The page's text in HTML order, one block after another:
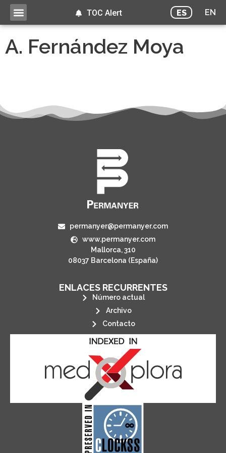
ES EN
TOC Alert
A. Fernández Moya
permanyer@permanyer.com
www.permanyer.com
Mallorca, 310
08037 Barcelona (España)
ENLACES RECURRENTES
Número actual
Archivo
Contacto
CLOCKSS is a dak archive that
ensures the long-term survival
of web-based scholary
publications, governed by and for
its stakeholders.